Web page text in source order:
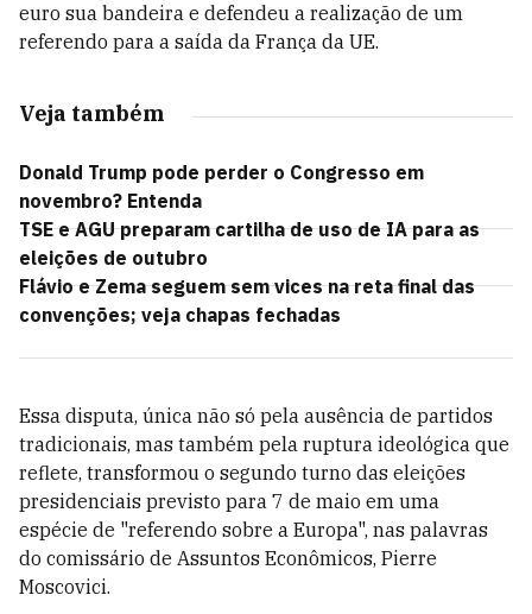
euro sua bandeira e defendeu a realização de um
referendo para a saída da França da UE.
Veja também
Donald Trump pode perder o Congresso em
novembro? Entenda
TSE e AGU preparam cartilha de uso de IA para as
eleições de outubro
Flávio e Zema seguem sem vices na reta final das
convenções; veja chapas fechadas
Essa disputa, única não só pela ausência de partidos
tradicionais, mas também pela ruptura ideológica que
reflete, transformou o segundo turno das eleições
presidenciais previsto para 7 de maio em uma
espécie de "referendo sobre a Europa", nas palavras
do comissário de Assuntos Econômicos, Pierre
Moscovici.